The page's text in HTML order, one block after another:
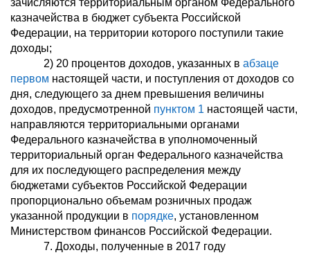
зачисляются территориальным органом Федерального
казначейства в бюджет субъекта Российской
Федерации, на территории которого поступили такие
доходы;
2) 20 процентов доходов, указанных в абзаце
первом настоящей части, и поступления от доходов со
дня, следующего за днем превышения величины
доходов, предусмотренной пунктом 1 настоящей части,
направляются территориальными органами
Федерального казначейства в уполномоченный
территориальный орган Федерального казначейства
для их последующего распределения между
бюджетами субъектов Российской Федерации
пропорционально объемам розничных продаж
указанной продукции в порядке, установленном
Министерством финансов Российской Федерации.
7. Доходы, полученные в 2017 году